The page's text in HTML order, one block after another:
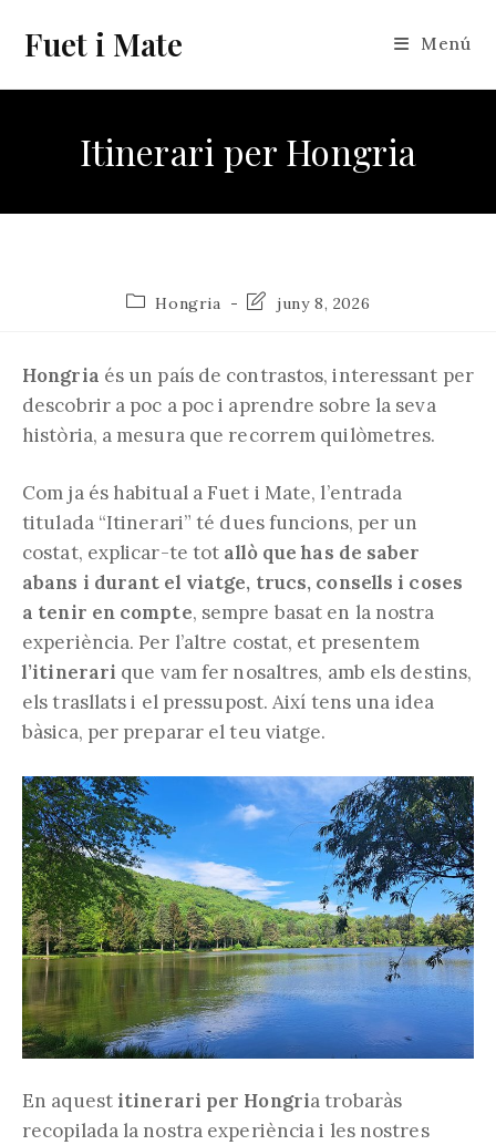
contingut
Fuet i Mate Menú
Itinerari per Hongria
Categoria
Hongria
Últimajuny 8, 2026
Hongria és un país de contrastos, interessant per
descobrir a poc a poc i aprendre sobre la seva
història, a mesura que recorrem quilòmetres.
Com ja és habitual a Fuet i Mate, l’entrada
titulada “Itinerari” té dues funcions, per un
costat, explicar-te tot allò que has de saber
abans i durant el viatge, trucs, consells i coses
a tenir en compte, sempre basat en la nostra
experiència. Per l’altre costat, et presentem
l’itinerari que vam fer nosaltres, amb els destins,
els trasllats i el pressupost. Així tens una idea
bàsica, per preparar el teu viatge.
En aquest itinerari per Hongria trobaràs
recopilada la nostra experiència i les nostres